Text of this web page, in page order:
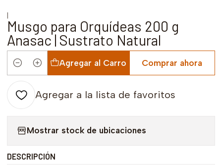
|
Musgo para Orquídeas 200 g
Anasac | Sustrato Natural
Cantidad
Agregar al Carro Comprar ahora
Agregar a la lista de favoritos
Mostrar stock de ubicaciones
DESCRIPCIÓN